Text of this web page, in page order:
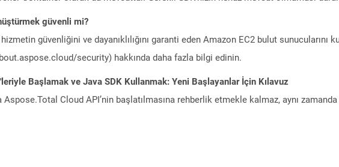
güvenli mi?
güvenliğini ve dayanıklılığını garanti eden Amazon EC2 bulut sunucularını
security) hakkında daha fazla bilgi edinin.
Başlamak ve Java SDK Kullanmak: Yeni Başlayanlar İçin Kılavuz
Aspose.Total Cloud API’nin başlatılmasına rehberlik etmekle kalmaz, aynı